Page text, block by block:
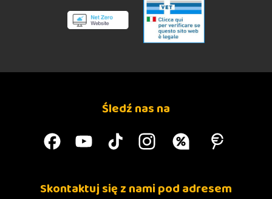
Śledź nas na
Skontaktuj się z nami pod adresem